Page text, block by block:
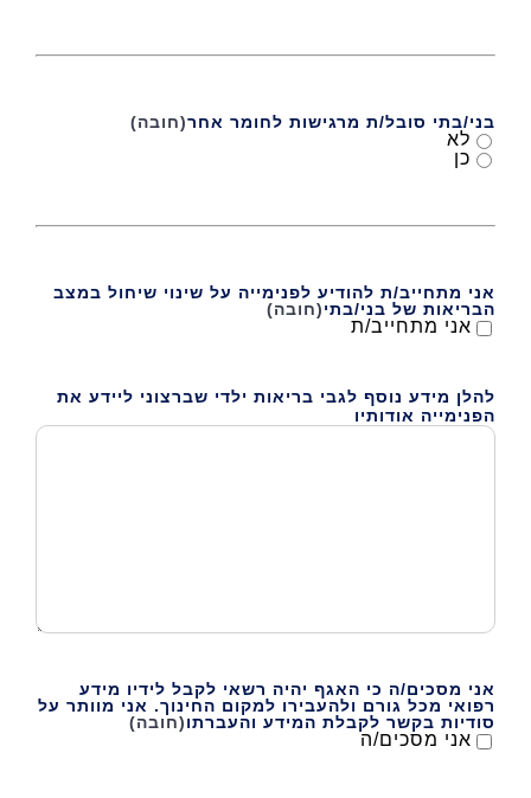
בני/בתי סובל/ת מרגישות לחומר אחר(חובה)
לא
כן
אני מתחייב/ת להודיע לפנימייה על שינוי שיחול במצב
הבריאות של בני/בתי(חובה)
אני מתחייב/ת
להלן מידע נוסף לגבי בריאות ילדי שברצוני ליידע את
הפנימייה אודותיו
אני מסכים/ה כי האגף יהיה רשאי לקבל לידיו מידע
רפואי מכל גורם ולהעבירו למקום החינוך. אני מוותר על
סודיות בקשר לקבלת המידע והעברתו(חובה)
אני מסכים/ה